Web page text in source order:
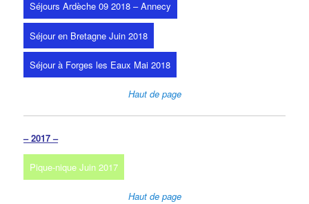
Séjours Ardèche 09 2018 – Annecy
Séjour en Bretagne Juin 2018
Séjour à Forges les Eaux Mai 2018
Haut de page
– 2017 –
Pique-nique Juin 2017
Haut de page